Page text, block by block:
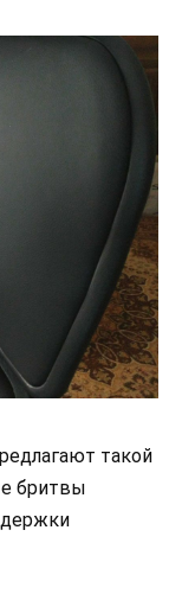
такой
бритвы